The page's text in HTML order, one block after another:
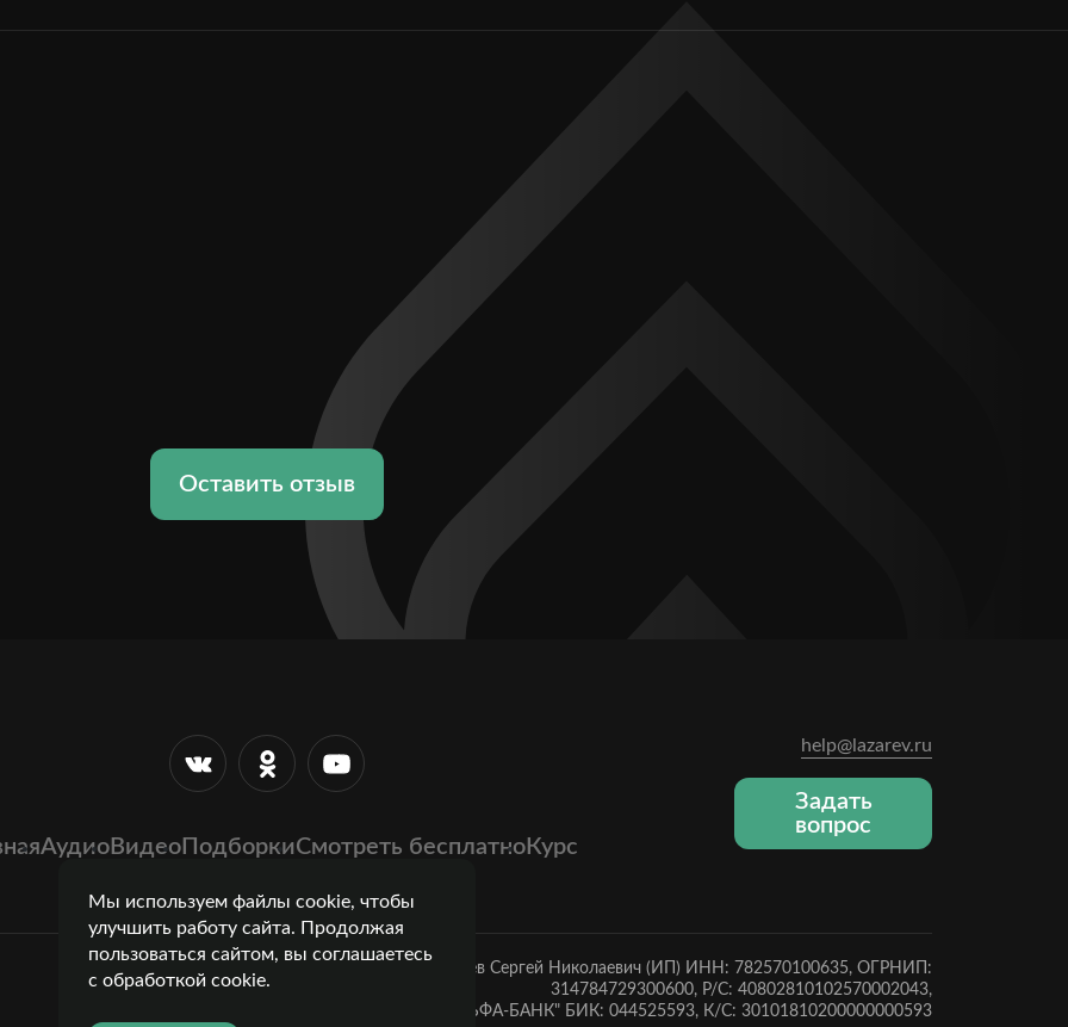
Оставить отзыв
АудиоВидеоПодборкиСмотреть бесплатноКурс
help@lazarev.ru
Задать
вопрос
Лазарев Сергей Николаевич (ИП) ИНН: 782570100635, ОГРНИП:
314784729300600, Р/С: 40802810102570002043,
Банк: ОАО "АЛЬФА-БАНК" БИК: 044525593, К/С: 30101810200000000593
Мы используем файлы cookie, чтобы
улучшить работу сайта. Продолжая
пользоваться сайтом, вы соглашаетесь
с обработкой cookie.